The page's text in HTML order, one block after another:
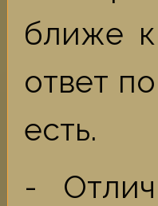
ближе
ответ
есть.
-